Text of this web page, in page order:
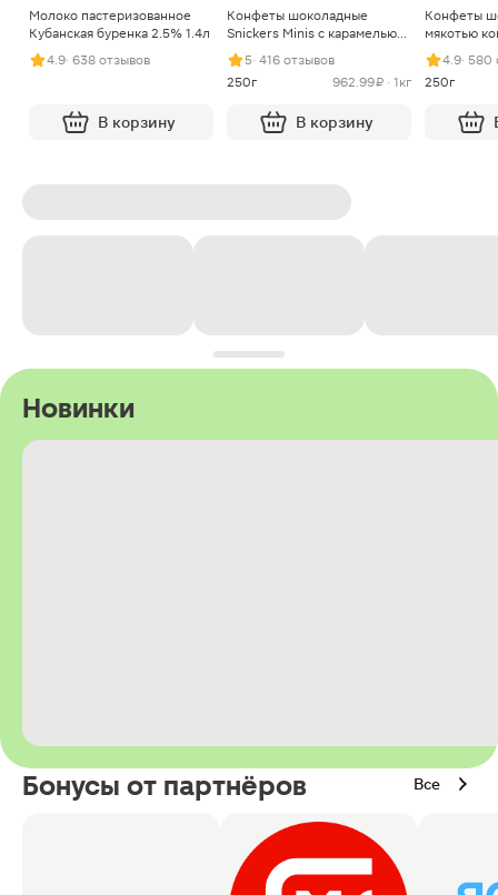
Молоко пастеризованное
Кубанская буренка 2.5% 1.4л
4.9· 638 отзывов
В корзину
Конфеты шоколадные
Snickers Minis с карамелью
арахисом и нугой
5· 416 отзывов
250г
962.99 ₽ · 1кг
В корзину
Конфеты
мякотью
4.9· 580
250г
Новинки
Бонусы от партнёров Все